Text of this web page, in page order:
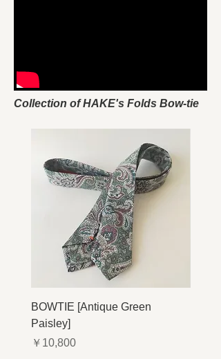
Collection of HAKE's Folds Bow-tie
BOWTIE [Antique Green
Paisley]
価格
￥10,800